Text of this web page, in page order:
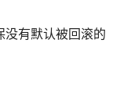
没有默认被回滚的